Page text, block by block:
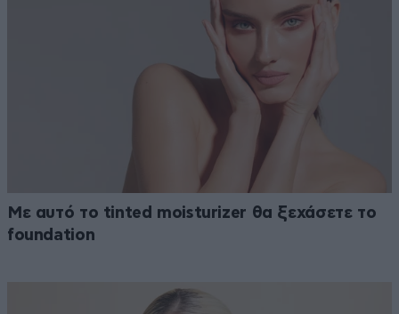
Με αυτό το tinted moisturizer θα ξεχάσετε το
foundation